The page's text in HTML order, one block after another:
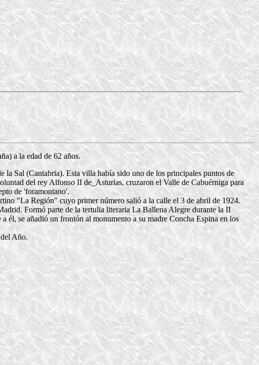
a la edad de 62 años.
la Sal (Cantabria). Esta villa había sido uno de los principales puntos de
del rey Alfonso II de_Asturias, cruzaron el Valle de Cabuérniga para
de 'foramontano'.
"La Región" cuyo primer número salió a la calle el 3 de abril de 1924.
Formó parte de la tertulia literaria La Ballena Alegre durante la II
él, se añadió un frontón al monumento a su madre Concha Espina en los
Año.